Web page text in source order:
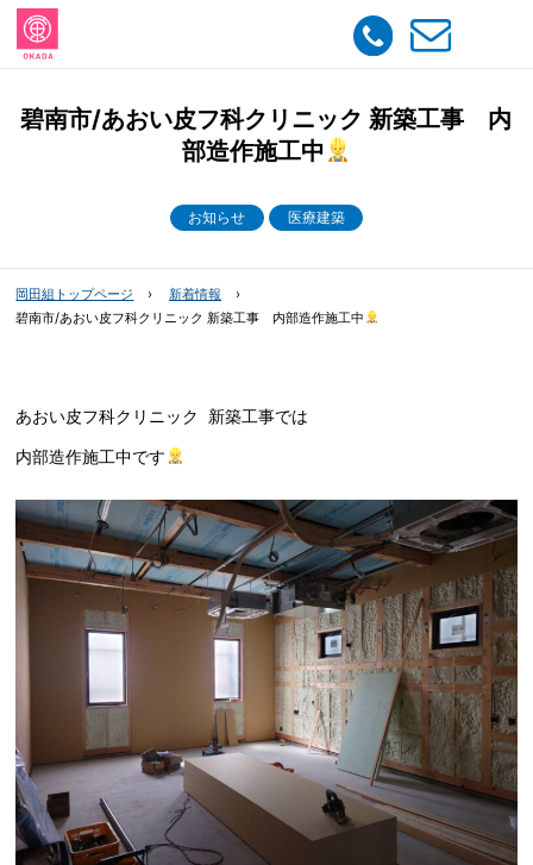
碧南市/あおい皮フ科クリニック 新築工事 内
部造作施工中
お知らせ 医療建築
岡田組トップページ
新着情報
碧南市/あおい皮フ科クリニック 新築工事 内部造作施工中
あおい皮フ科クリニック 新築工事では
内部造作施工中です